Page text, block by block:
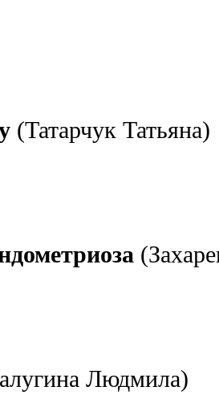
(Татарчук Татьяна)
Людмила)